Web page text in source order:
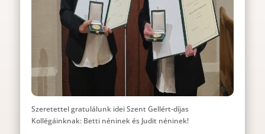
Szeretettel gratulálunk idei Szent Gellért-díjas
Kollégáinknak: Betti néninek és Judit néninek!